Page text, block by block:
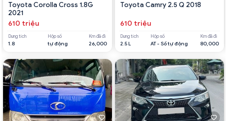
Toyota Corolla Cross 1.8G
2021
610 triệu
Dung tích
1.8
Hộp số
tự động
Km đã đi
26,000
Toyota Camry 2.5 Q 2018
610 triệu
Dung tích
2.5 L
Hộp số
AT - Số tự động
Km đã đi
80,000